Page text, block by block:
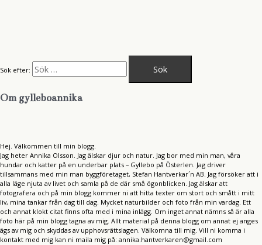
Sök efter:
Om gylleboannika
Hej. Välkommen till min blogg.
Jag heter Annika Olsson. Jag älskar djur och natur. Jag bor med min man, våra
hundar och katter på en underbar plats – Gyllebo på Österlen. Jag driver
tillsammans med min man byggföretaget, Stefan Hantverkar´n AB. Jag försöker att i
alla läge njuta av livet och samla på de där små ögonblicken. Jag älskar att
fotografera och på min blogg kommer ni att hitta texter om stort och smått i mitt
liv, mina tankar från dag till dag. Mycket naturbilder och foto från min vardag. Ett
och annat klokt citat finns ofta med i mina inlägg. Om inget annat nämns så är alla
foto här på min blogg tagna av mig. Allt material på denna blogg om annat ej anges
ägs av mig och skyddas av upphovsrättslagen. Välkomna till mig. Vill ni komma i
kontakt med mig kan ni maila mig på: annika.hantverkaren@gmail.com